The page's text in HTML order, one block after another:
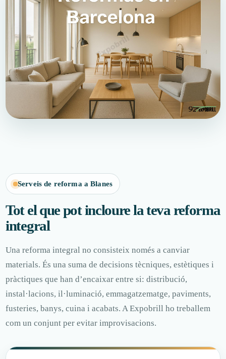
Serveis de reforma a Blanes
Tot el que pot incloure la teva reforma
integral
Una reforma integral no consisteix només a canviar
materials. És una suma de decisions tècniques, estètiques i
pràctiques que han d’encaixar entre si: distribució,
instal·lacions, il·luminació, emmagatzematge, paviments,
fusteries, banys, cuina i acabats. A Expobrill ho treballem
com un conjunt per evitar improvisacions.